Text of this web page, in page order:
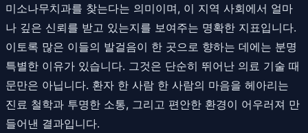
미소나무치과를 찾는다는 의미이며, 이 지역 사회에서 얼마
나 깊은 신뢰를 받고 있는지를 보여주는 명확한 지표입니다.
이토록 많은 이들의 발걸음이 한 곳으로 향하는 데에는 분명
특별한 이유가 있습니다. 그것은 단순히 뛰어난 의료 기술 때
문만은 아닙니다. 환자 한 사람 한 사람의 마음을 헤아리는
진료 철학과 투명한 소통, 그리고 편안한 환경이 어우러져 만
들어낸 결과입니다.